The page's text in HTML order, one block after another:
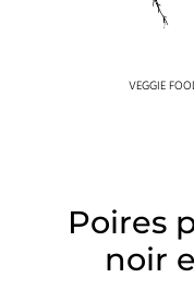
VEGGIE
Poires
noir